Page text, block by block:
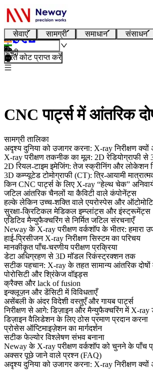
सेवाएं सामग्री समाधान संसाधन
हिन्दी
तुरंत कोट प्राप्त करें
CNC पार्ट्स में आंतरिक
सामग्री तालिका
अदृश्य दुनिया को उजागर करना: X-ray निरीक्षण क्यों
X-ray परीक्षण तकनीक का मूल: 2D रेडियोग्राफी
2D रियल-टाइम इमेजिंग: तेज स्क्रीनिंग और लोकेशन
3D कम्प्यूटेड टोमोग्राफी (CT): त्रि-आयामी
किन CNC पार्ट्स के लिए X-ray “हेल्थ चेक”
जटिल आंतरिक चैनलों या कैविटी वाले कंपोनेंट्स
हल्के लेकिन उच्च-शक्ति वाले एयरोस्पेस और
सुरक्षा-क्रिटिकल मेडिकल इम्प्लांट्स और इंस्ट्रूमेंट्स
एडिटिव मैन्युफैक्चरिंग से निर्मित जटिल संरचनाएँ
Neway के X-ray परीक्षण वर्कशॉप के भीतर: हमारा
हाई-प्रिसीजन X-ray निरीक्षण सिस्टम का परिचय
मानकीकृत पाँच-चरणीय परीक्षण प्रक्रिया
डेटा अधिग्रहण से 3D मॉडल रिकंस्ट्रक्शन तक
सटीक पहचान: X-ray के तहत सामान्य आंतरिक
पोरोसिटी और श्रिंकेज वॉइड्स
क्रैक्स और lack of fusion
इन्क्लूज़न और डेंसिटी में विविधताएँ
असेंबली के अंदर विदेशी वस्तुएँ और गायब पार्ट्स
निरीक्षण से आगे: डिज़ाइन और मैन्युफैक्चरिंग में X-
डिज़ाइन वैलिडेशन के लिए ठोस प्रमाण प्रदान करना
प्रोसेस ऑप्टिमाइज़ेशन का मार्गदर्शन
सटीक फेल्योर विश्लेषण संभव बनाना
Neway के X-ray परीक्षण वर्कशॉप को चुनने के पाँच
अक्सर पूछे जाने वाले प्रश्न (FAQ)
अदृश्य दुनिया को उजागर करना: X-ray निरीक्षण क्यों